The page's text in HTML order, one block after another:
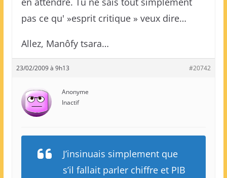
pas ce qu' »esprit critique » veux dire…
Allez, Manôfy tsara…
23/02/2009 à 9h13 #20742
Anonyme
Inactif
J’insinuais simplement que
s’il fallait parler chiffre et PIB